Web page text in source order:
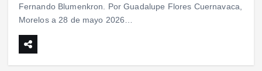
Fernando Blumenkron. Por Guadalupe Flores Cuernavaca,
Morelos a 28 de mayo 2026…